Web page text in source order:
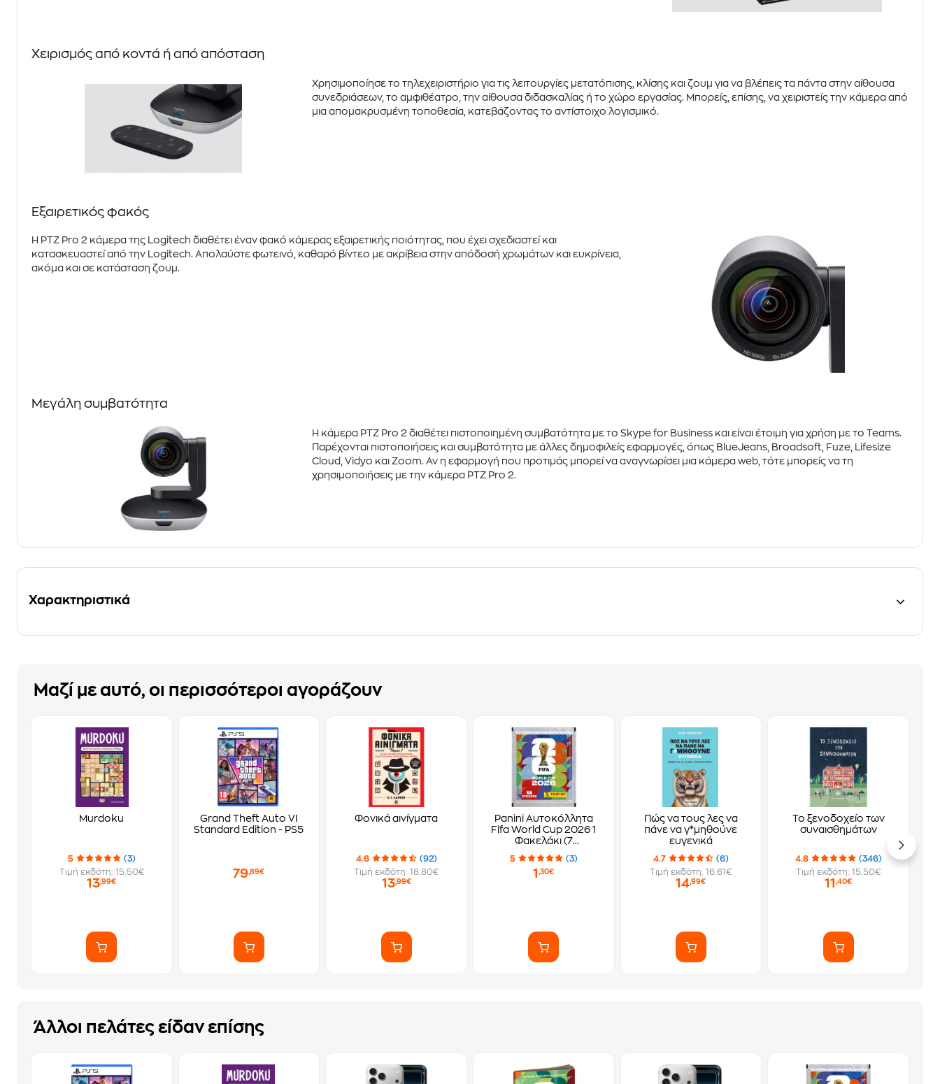
Χειρισμός από κοντά ή από απόσταση
Χρησιμοποίησε το τηλεχειριστήριο για τις λειτουργίες μετατόπισης κλίσης και ζουμ για να βλέπεις τα πάντα στην αίθουσα
συνεδριάσεων, το αμφιθέατρο, την αίθουσα διδασκαλίας ή το χώρο εργασίας. Μπορείς, επίσης, να χειριστείς την κάμερα από
μια απομακρυσμένη τοποθεσία, κατεβάζοντας το αντίστοιχο λογισμικό.
Εξαιρετικός φακός
Η PTZ Pro 2 κάμερα της Logitech διαθέτει έναν φακό κάμερας εξαιρετικής ποιότητας, που έχει σχεδιαστεί και
κατασκευαστεί από την Logitech. Απολαύστε φωτεινό καθαρό βίντεο με ακρίβεια στην απόδοσή χρωμάτων και ευκρίνεια,
ακόμα και σε κατάσταση ζουμ.
Μεγάλη συμβατότητα
Η κάμερα PTZ Pro 2 διαθέτει πιστοποιημένη συμβατότητα με τοSkype for Business και είναι έτοιμη για χρήση με τοTeams.
Παρέχονται πιστοποιήσεις και συμβατότητα με άλλες δημοφιλείς εφαρμογές, όπως BlueJeans Broadsoft Fuze
Lifesize
Cloud ,Vidyo και Zoom. Αν η εφαρμογή που προτιμάς μπορεί να αναγνωρίσει μια κάμερα web, τότε μπορείς να τη
χρησιμοποιήσεις με την κάμερα PTZ Pro 2.
Χαρακτηριστικά
Μαζί με αυτό, οι περισσότεροι αγοράζουν
Murdoku
5
(3)
Τιμή εκδότη: 15.50€
13,99€
Grand Theft Auto VI
Standard Edition - PS5
79,89€
Φονικά αινίγματα
4.6
(92)
Τιμή εκδότη: 18.80€
13,99€
Panini Αυτοκόλλητα
Fifa World Cup 2026 1
Φακελάκι (7
Αυτοκόλλητα)
5 (3)
1,30€
Πώς να τους λες να
πάνε να γ*μηθούνε
ευγενικά
4.7
(6)
Τιμή εκδότη: 16.61€
14,99€
Το ξενοδοχείο των
συναισθημάτων
4.8
(346)
Τιμή εκδότη: 15.50€
11,40€
Άλλοι πελάτες είδαν επίσης